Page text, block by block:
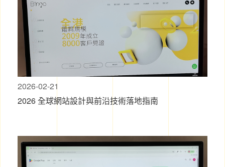
2026-02-21
2026 全球網站設計與前沿技術落地指南